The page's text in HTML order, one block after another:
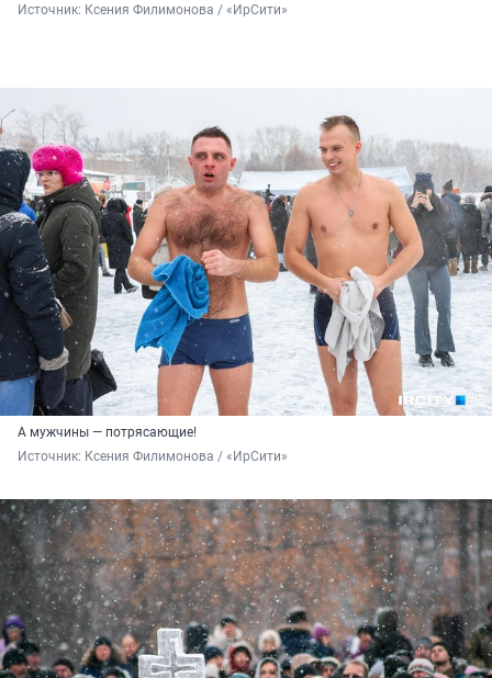
Источник: Ксения Филимонова / «ИрСити»
А мужчины — потрясающие!
Источник: Ксения Филимонова / «ИрСити»